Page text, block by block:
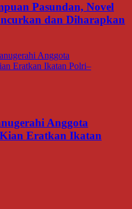
Pasundan, Novel
dan Diharapkan
Anggota
Eratkan Ikatan